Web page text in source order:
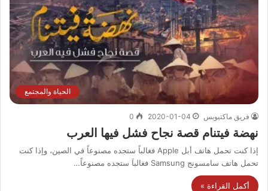
الحياة والمجتمع
فريق ماكتيوبس 2020-01-04
0
نهضة فيتنام قصة نجاح فشل فيها العرب
إذا كنت تحمل هاتف أبل Apple فغالباً ستجده مصنوعاً في الصين، وإذا كنت
تحمل هاتف سامسونج Samsung فغالباَ ستجده مصنوعاً…
أكمل القراءة »